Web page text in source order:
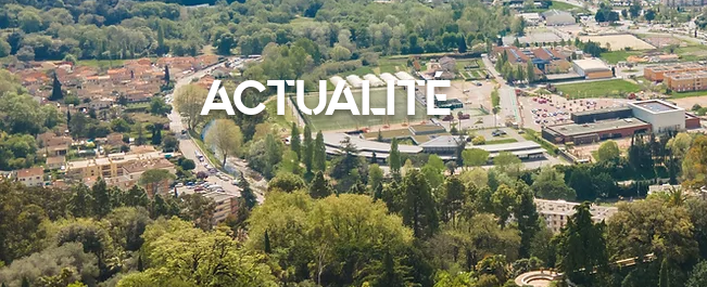
ACTUALITÉ